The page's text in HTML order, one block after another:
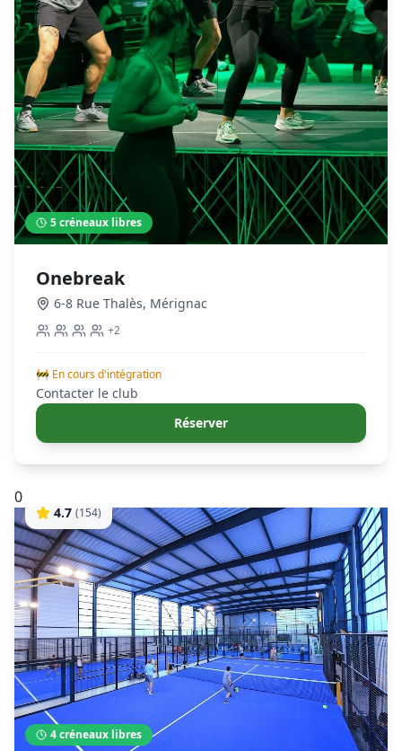
5créneaux libres
Onebreak
6-8 Rue Thalès, Mérignac
+2
🚧 En cours d'intégration
Contacter le club
Réserver
0
4.7 (154)
4créneaux libres